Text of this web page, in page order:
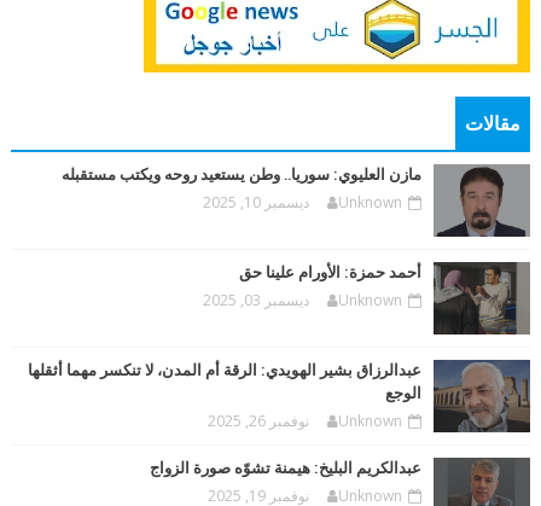
مقالات
مازن العليوي: سوريا.. وطن يستعيد روحه ويكتب مستقبله
Unknown ديسمبر 10, 2025
أحمد حمزة: الأورام علينا حق
Unknown ديسمبر 03, 2025
عبدالرزاق بشير الهويدي: الرقة أم المدن، لا تنكسر مهما أثقلها
الوجع
Unknown نوفمبر 26, 2025
عبدالكريم البليخ: هيمنة تشوّه صورة الزواج
Unknown نوفمبر 19, 2025